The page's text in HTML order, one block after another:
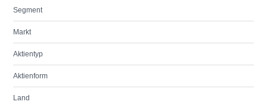
Segment
Markt
Aktientyp
Aktienform
Land